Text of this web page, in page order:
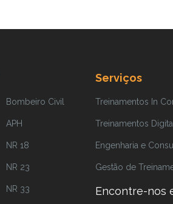
Bombeiro Civil
APH
NR 18
NR 23
NR 33
Serviços
Treinamentos In
Treinamentos
Engenharia e
Gestão de
Encontre-nos